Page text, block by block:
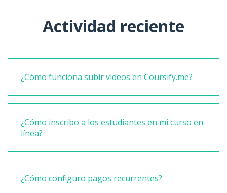
Actividad reciente
¿Cómo funciona subir videos en Coursify.me?
¿Cómo inscribo a los estudiantes en mi curso en
línea?
¿Cómo configuro pagos recurrentes?